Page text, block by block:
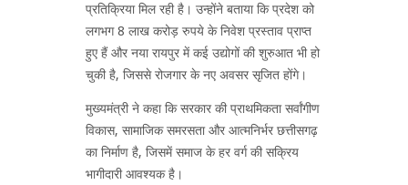
प्रतिक्रिया मिल रही है। उन्होंने बताया कि प्रदेश को
लगभग 8 लाख करोड़ रुपये के निवेश प्रस्ताव प्राप्त
हुए हैं और नया रायपुर में कई उद्योगों की शुरुआत भी हो
चुकी है, जिससे रोजगार के नए अवसर सृजित होंगे।
मुख्यमंत्री ने कहा कि सरकार की प्राथमिकता सर्वांगीण
विकास, सामाजिक समरसता और आत्मनिर्भर छत्तीसगढ़
का निर्माण है, जिसमें समाज के हर वर्ग की सक्रिय
भागीदारी आवश्यक है।